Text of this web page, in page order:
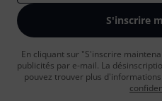
S'inscrire
En cliquant sur "S'inscrire
publicités par e-mail. La
pouvez trouver plus